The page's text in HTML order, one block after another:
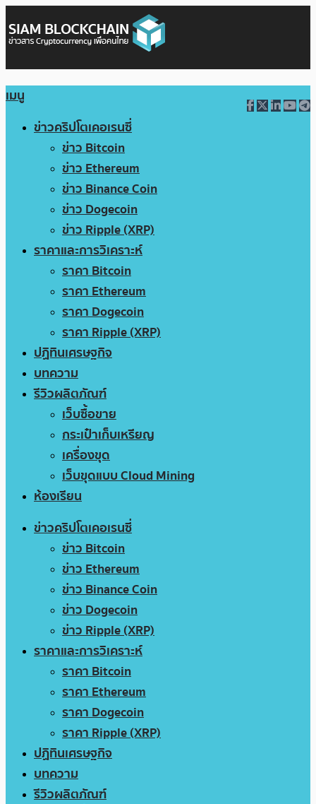
เมนู
ข่าวคริปโตเคอเรนซี่
ข่าว Bitcoin
ข่าว Ethereum
ข่าว Binance Coin
ข่าว Dogecoin
ข่าว Ripple (XRP)
ราคาและการวิเคราะห์
ราคา Bitcoin
ราคา Ethereum
ราคา Dogecoin
ราคา Ripple (XRP)
ปฏิทินเศรษฐกิจ
บทความ
รีวิวผลิตภัณฑ์
เว็บซื้อขาย
กระเป๋าเก็บเหรียญ
เครื่องขุด
เว็บขุดแบบ Cloud Mining
ห้องเรียน
ข่าวคริปโตเคอเรนซี่
ข่าว Bitcoin
ข่าว Ethereum
ข่าว Binance Coin
ข่าว Dogecoin
ข่าว Ripple (XRP)
ราคาและการวิเคราะห์
ราคา Bitcoin
ราคา Ethereum
ราคา Dogecoin
ราคา Ripple (XRP)
ปฏิทินเศรษฐกิจ
บทความ
รีวิวผลิตภัณฑ์